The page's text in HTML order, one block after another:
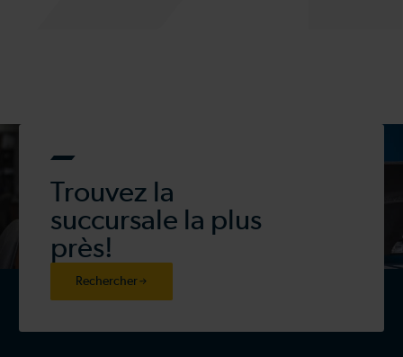
Trouvez la
succursale la plus
près!
Rechercher